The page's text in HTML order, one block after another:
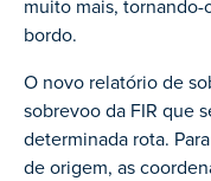
muito mais,
bordo.
O novo relatório de
sobrevoo da FIR que
determinada rota.
de origem, as